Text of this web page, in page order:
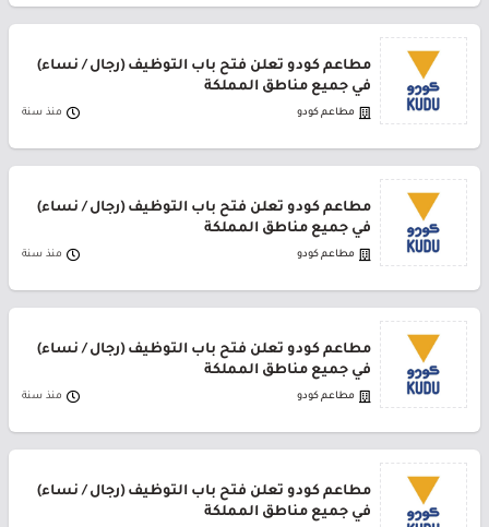
مطاعم كودو تعلن فتح باب التوظيف (رجال / نساء)
في جميع مناطق المملكة
مطاعم كودو منذ سنة
مطاعم كودو تعلن فتح باب التوظيف (رجال / نساء)
في جميع مناطق المملكة
مطاعم كودو منذ سنة
مطاعم كودو تعلن فتح باب التوظيف (رجال / نساء)
في جميع مناطق المملكة
مطاعم كودو منذ سنة
مطاعم كودو تعلن فتح باب التوظيف (رجال / نساء)
في جميع مناطق المملكة